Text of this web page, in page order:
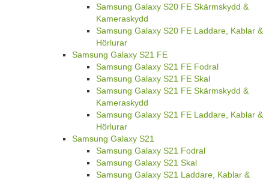
Samsung Galaxy S20 FE Skärmskydd &
Kameraskydd
Samsung Galaxy S20 FE Laddare, Kablar &
Hörlurar
Samsung Galaxy S21 FE
Samsung Galaxy S21 FE Fodral
Samsung Galaxy S21 FE Skal
Samsung Galaxy S21 FE Skärmskydd &
Kameraskydd
Samsung Galaxy S21 FE Laddare, Kablar &
Hörlurar
Samsung Galaxy S21
Samsung Galaxy S21 Fodral
Samsung Galaxy S21 Skal
Samsung Galaxy S21 Laddare, Kablar &